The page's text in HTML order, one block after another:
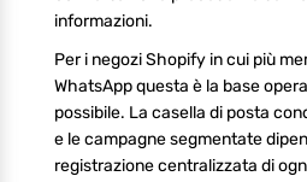
informazioni.
Per i negozi Shopify in cui più
WhatsApp questa è la base
possibile. La casella di posta
e le campagne segmentate
registrazione centralizzata di